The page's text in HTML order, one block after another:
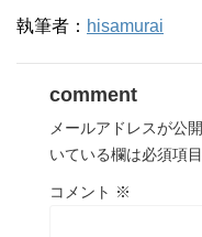
執筆者： hisamurai
comment
メールアドレスが公
いている欄は必須項
コメント ※